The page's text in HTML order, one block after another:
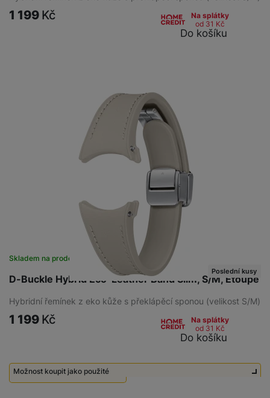
1 199 Kč
Na splátky
od 31 Kč
Do košíku
D-Buckle Hybrid Eco-Leather Band Slim, S/M, Etoupe
Skladem na prodejně na 1 prodejně
Poslední kusy
Hybridní řemínek z eko kůže s překlápěcí sponou (velikost S/M)
1 199 Kč
Na splátky
od 31 Kč
Do košíku
Možnost koupit jako použité